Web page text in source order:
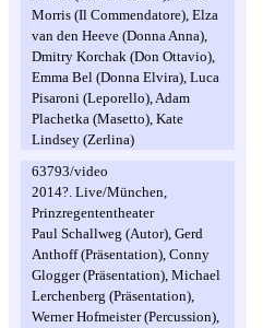
Morris (Il Commendatore), Elza
van den Heeve (Donna Anna),
Dmitry Korchak (Don Ottavio),
Emma Bel (Donna Elvira), Luca
Pisaroni (Leporello), Adam
Plachetka (Masetto), Kate
Lindsey (Zerlina)
63793/video
2014?. Live/München,
Prinzregententheater
Paul Schallweg (Autor), Gerd
Anthoff (Präsentation), Conny
Glogger (Präsentation), Michael
Lerchenberg (Präsentation),
Werner Hofmeister (Percussion),